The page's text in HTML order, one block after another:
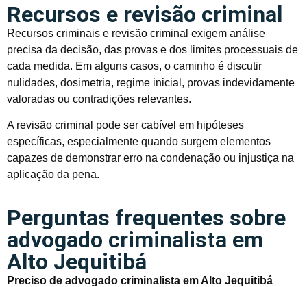
Recursos e revisão criminal
Recursos criminais e revisão criminal exigem análise
precisa da decisão, das provas e dos limites processuais de
cada medida. Em alguns casos, o caminho é discutir
nulidades, dosimetria, regime inicial, provas indevidamente
valoradas ou contradições relevantes.
A revisão criminal pode ser cabível em hipóteses
específicas, especialmente quando surgem elementos
capazes de demonstrar erro na condenação ou injustiça na
aplicação da pena.
Perguntas frequentes sobre
advogado criminalista em
Alto Jequitibá
Preciso de advogado criminalista em Alto Jequitibá